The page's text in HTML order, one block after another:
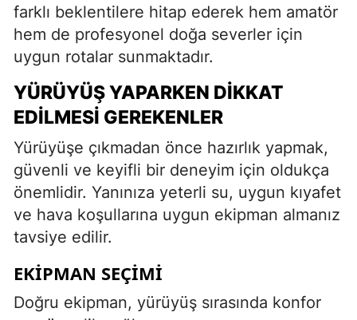
farklı beklentilere hitap ederek hem amatör
hem de profesyonel doğa severler için
uygun rotalar sunmaktadır.
YÜRÜYÜŞ YAPARKEN DIKKAT
EDILMESI GEREKENLER
Yürüyüşe çıkmadan önce hazırlık yapmak,
güvenli ve keyifli bir deneyim için oldukça
önemlidir. Yanınıza yeterli su, uygun kıyafet
ve hava koşullarına uygun ekipman almanız
tavsiye edilir.
EKIPMAN SEÇIMI
Doğru ekipman, yürüyüş sırasında konfor